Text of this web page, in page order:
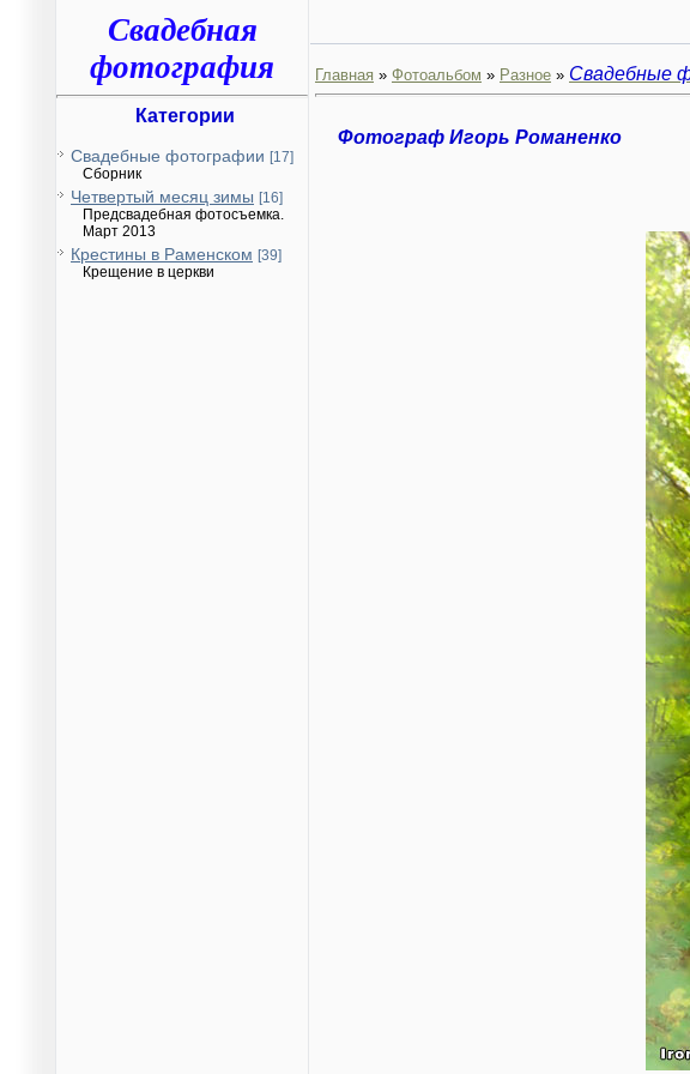
Свадебная
фотография
Категории
Свадебные фотографии [17]
Сборник
Четвертый месяц зимы [16]
Предсвадебная фотосъемка.
Март 2013
Крестины в Раменском [39]
Крещение в церкви
Главная » Фотоальбом » Разное » Свадебные
Фотограф Игорь Романенко